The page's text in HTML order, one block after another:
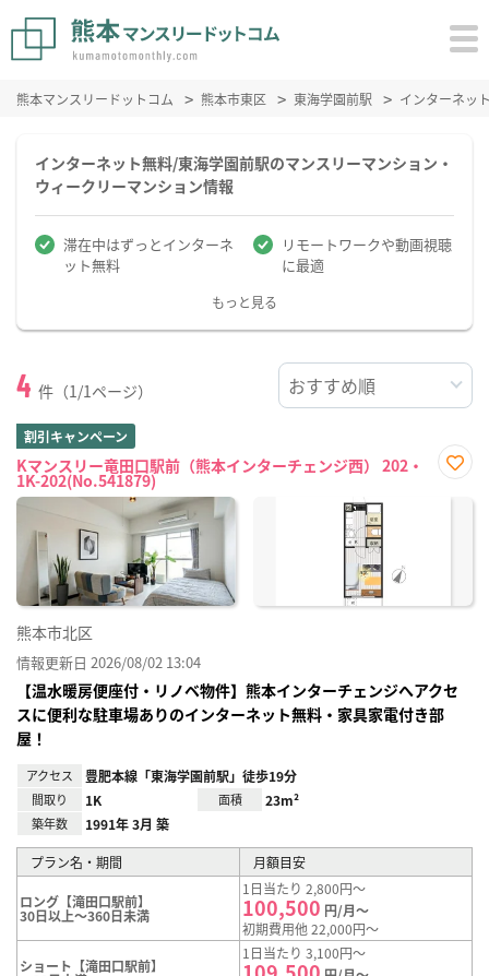
熊本マンスリードットコム 熊本市東区 東海学園前駅 インターネッ
インターネット無料/東海学園前駅のマンスリーマンション・
ウィークリーマンション情報
滞在中はずっとインターネ
ット無料
リモートワークや動画視聴
に最適
もっと見る
4 件（1/1ページ）
割引キャンペーン
Kマンスリー竜田口駅前（熊本インターチェンジ西） 202・
1K-202(No.541879)
に入
熊本市北区
情報更新日 2026/08/02 13:04
【温水暖房便座付・リノベ物件】熊本インターチェンジへアクセ
スに便利な駐車場ありのインターネット無料・家具家電付き部
屋！
アクセス 豊肥本線「東海学園前駅」徒歩19分
間取り 1K 面積 23m²
築年数 1991年 3月 築
プラン名・期間 月額目安
ロング【滝田口駅前】
30日以上～360日未満
1日当たり 2,800円～
100,500 円/月～
初期費用他 22,000円～
ショート【滝田口駅前】
1日当たり 3,100円～